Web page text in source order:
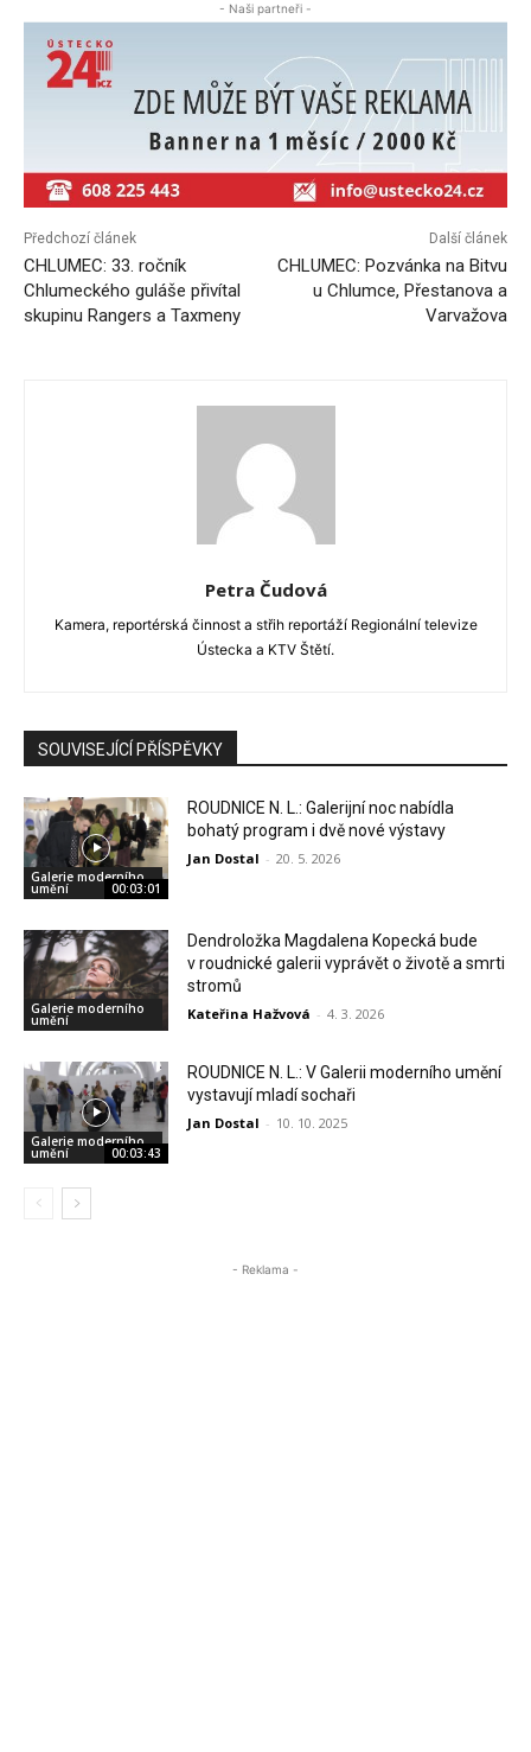
- Naši partneři -
Předchozí článek
CHLUMEC: 33. ročník
Chlumeckého guláše přivítal
skupinu Rangers a Taxmeny
Další článek
CHLUMEC: Pozvánka na Bitvu
u Chlumce, Přestanova a
Varvažova
Petra Čudová
Kamera, reportérská činnost a střih reportáží Regionální televize
Ústecka a KTV Štětí.
SOUVISEJÍCÍ PŘÍSPĚVKY
Galerie moderního
umění 00:03:01
ROUDNICE N. L.: Galerijní noc nabídla
bohatý program i dvě nové výstavy
Jan Dostal - 20. 5. 2026
Galerie moderního
umění
Dendroložka Magdalena Kopecká bude
v roudnické galerii vyprávět o životě a smrti
stromů
Kateřina Hažvová - 4. 3. 2026
Galerie moderního
umění 00:03:43
ROUDNICE N. L.: V Galerii moderního umění
vystavují mladí sochaři
Jan Dostal - 10. 10. 2025
- Reklama -